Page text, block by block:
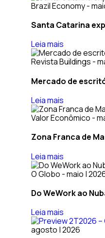
Brazil Economy -
Santa Catarina
Leia mais
Revista Buildings -
Mercado de
Leia mais
Valor Econômico -
Zona Franca de
Leia mais
O Globo - maio |
Do WeWork ao
Leia mais
agosto | 2026